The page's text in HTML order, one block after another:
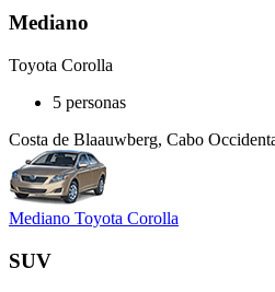
Mediano
Toyota Corolla
5 personas
Costa de Blaauwberg, Cabo
Mediano Toyota Corolla
SUV